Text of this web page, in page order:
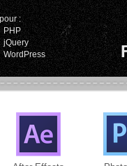
:
PHP
jQuery
WordPress